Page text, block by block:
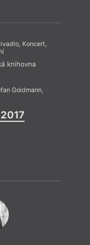
Koncert,
knihovna
Goldmann,